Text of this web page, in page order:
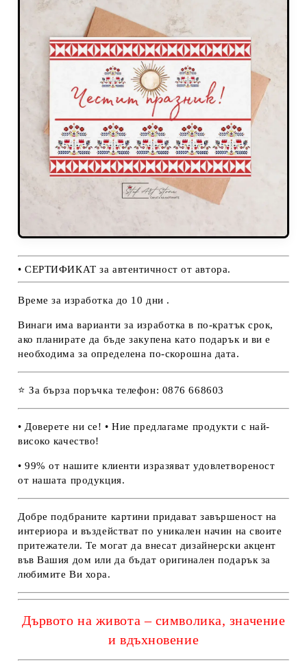
• СЕРТИФИКАТ за автентичност от автора.
Време за изработка до 10 дни .
Винаги има варианти за изработка в по-кратък срок,
ако планирате да бъде закупена като подарък и ви е
необходима за определена по-скорошна дата.
⭐ За бърза поръчка телефон: 0876 668603
• Доверете ни се! • Ние предлагаме продукти с най-
високо качество!
• 99% от нашите клиенти изразяват удовлетвореност
от нашата продукция.
Добре подбраните картини придават завършеност на
интериора и въздействат по уникален начин на своите
притежатели. Те могат да внесат дизайнерски акцент
във Вашия дом или да бъдат оригинален подарък за
любимите Ви хора.
Дървото на живота – символика, значение
и вдъхновение